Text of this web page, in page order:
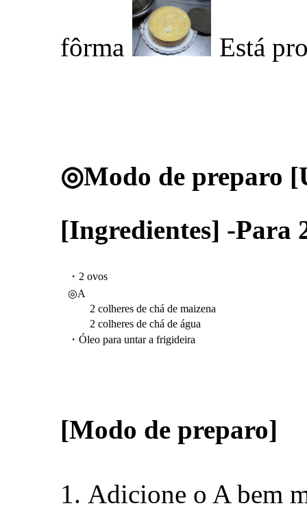
fôrma Está
◎Modo de preparo
[Ingredientes] -
・2 ovos
◎A
2 colheres de chá de maizena
2 colheres de chá de água
・Óleo para untar a frigideira
[Modo de preparo]
Adicione o A bem